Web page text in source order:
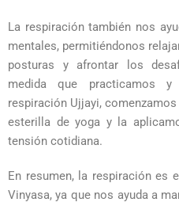
La respiración también nos
mentales, permitiéndonos
posturas y afrontar los
medida que practicamos
respiración Ujjayi,
esterilla de yoga y la
tensión cotidiana.
En resumen, la respiración es
Vinyasa, ya que nos ayuda a